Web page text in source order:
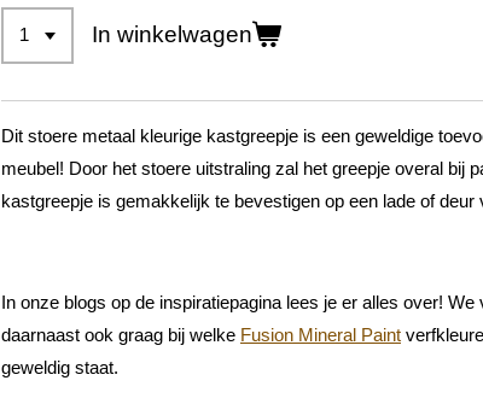
In winkelwagen
Dit stoere metaal kleurige kastgreepje is een geweldige
meubel! Door het stoere uitstraling zal het greepje overal bij
kastgreepje is gemakkelijk te bevestigen op een lade of deur
In onze blogs op de inspiratiepagina lees je er alles over! We
daarnaast ook graag bij welke Fusion Mineral Paint
geweldig staat.